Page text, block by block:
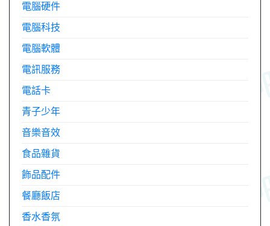
電腦硬件
電腦科技
電腦軟體
電訊服務
電話卡
青子少年
音樂音效
食品雜貨
飾品配件
餐廳飯店
香水香氛